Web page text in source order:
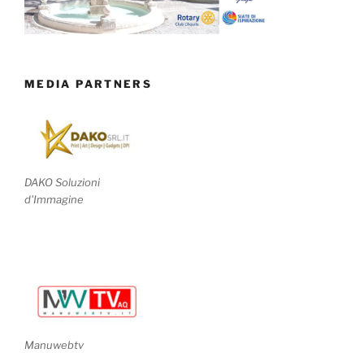
MEDIA PARTNERS
DAKO Soluzioni
d'Immagine
Manuwebtv